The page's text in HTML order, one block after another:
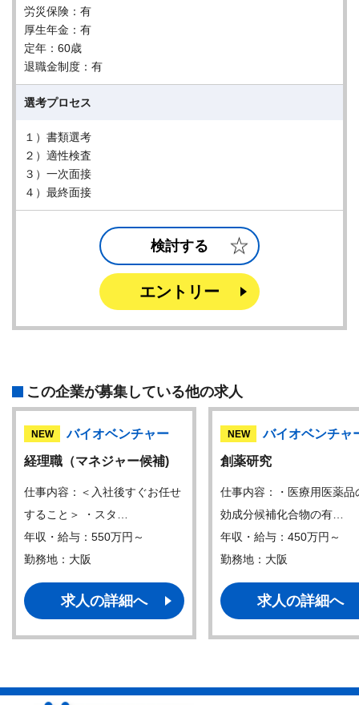
労災保険：有
厚生年金：有
定年：60歳
退職金制度：有
選考プロセス
１）書類選考
２）適性検査
３）一次面接
４）最終面接
検討する
エントリー
この企業が募集している他の求人
NEW
バイオベンチャー
経理職（マネジャー候補)
仕事内容：＜入社後すぐお任せ
すること＞ ・スタ…
年収・給与：550万円～
勤務地：大阪
求人の詳細へ
NEW
バイオベンチャ
創薬研究
仕事内容：・医療用医薬品
効成分候補化合物の有…
年収・給与：450万円～
勤務地：大阪
求人の詳細へ